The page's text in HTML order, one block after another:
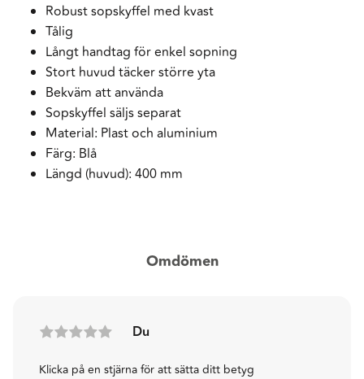
Robust sopskyffel med kvast
Tålig
Långt handtag för enkel sopning
Stort huvud täcker större yta
Bekväm att använda
Sopskyffel säljs separat
Material: Plast och aluminium
Färg: Blå
Längd (huvud): 400 mm
Omdömen
Du
Klicka på en stjärna för att sätta ditt betyg